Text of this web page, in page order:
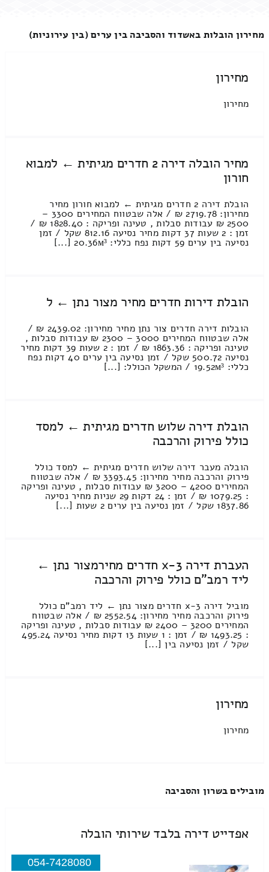
מחירון הובלות באשדוד והסביבה בין ערים (בין עירוניות)
מחירון
מחירון
מחיר הובלה דירה 2 חדרים מגיתית ← למבוא
חורון
הובלת דירה 2 חדרים מגיתית ← למבוא חורון מחיר
מחירון: 2719.78 ₪ / אלה שבטווח המחירים 3300 –
2500 ₪ עבודות סבלות , טעינה ופריקה : 1828.40 ₪ /
זמן : 2 שעות 37 דקות מחיר נסיעה 812.16 שקל / זמן
נסיעה בין ערים 59 דקות נפח כללי: 20.36м³ [...]
הובלת דירות חדרים מחיר מצור נתן ← ל
הובלות דירה חדרים צור נתן מחיר מחירון: 2439.02 ₪ /
אלה שבטווח המחירים 3000 – 2300 ₪ עבודות סבלות ,
טעינה ופריקה : 1863.36 ₪ / זמן : 2 שעות 39 דקות מחיר
נסיעה 500.72 שקל / זמן נסיעה בין ערים 40 דקות נפח
כללי: 19.52м³ / המשקל הכולל: [...]
הובלת דירה שלוש חדרים מגיתית ← למסד
כולל פירוק והרכבה
הובלה מעבר דירה שלוש חדרים מגיתית ← למסד כולל
פירוק והרכבה מחיר מחירון: 3393.45 ₪ / אלה שבטווח
המחירים 4200 – 3200 ₪ עבודות סבלות , טעינה ופריקה
: 1079.25 ₪ / זמן : 24 דקות 29 שניות מחיר נסיעה
1837.86 שקל / זמן נסיעה בין ערים 2 שעות [...]
העברת דירה 3-x חדרים מחירמצור נתן ←
ליד רמב"ם כולל פירוק והרכבה
מוביל דירה 3-x חדרים מצור נתן ← ליד רמב"ם כולל
פירוק והרכבה מחיר מחירון: 2552.54 ₪ / אלה שבטווח
המחירים 3200 – 2400 ₪ עבודות סבלות , טעינה ופריקה
: 1493.25 ₪ / זמן : 1 שעות 13 דקות מחיר נסיעה 495.24
שקל / זמן נסיעה בין [...]
מחירון
מחירון
מובילים בשרון והסביבה
אפדייט דירה בלבד שירותי הובלה
054-7428080